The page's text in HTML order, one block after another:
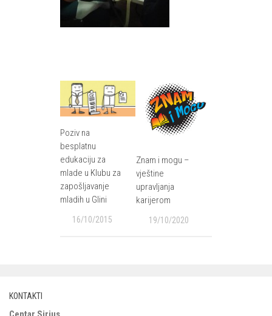
Poziv na
besplatnu
edukaciju za
mlade u Klubu za
zapošljavanje
mladih u Glini
16/10/2015
Znam i mogu –
vještine
upravljanja
karijerom
19/10/2020
KONTAKTI